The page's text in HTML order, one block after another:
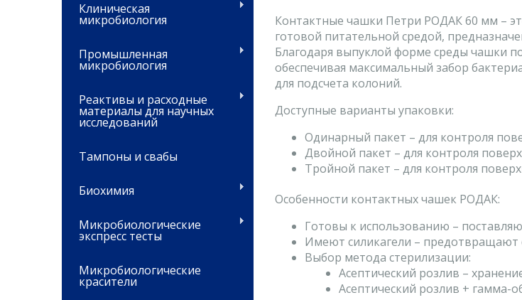
Клиническая
микробиология
Промышленная
микробиология
Реактивы и расходные
материалы для научных
исследований
Тампоны и свабы
Биохимия
Микробиологические
экспресс тесты
Микробиологические
красители
Контактные чашки Петри РОДАК 60 мм –
готовой питательной средой,
Благодаря выпуклой форме среды чашки
обеспечивая максимальный забор
для подсчета колоний.
Доступные варианты упаковки:
Одинарный пакет – для контроля
Двойной пакет – для контроля
Тройной пакет – для контроля
Особенности контактных чашек РОДАК:
Готовы к использованию –
Имеют силикагели – предотвращают
Выбор метода стерилизации:
Асептический розлив –
Асептический розлив + гамма-